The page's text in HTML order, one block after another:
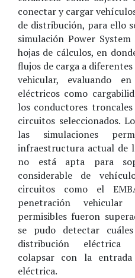
conectar y cargar
de distribución, para ello
simulación Power
hojas de cálculos, en
flujos de carga a
vehicular, evaluando
eléctricos como
los conductores
circuitos seleccionados.
las simulaciones
infraestructura actual de
no está apta para
considerable de
circuitos como el
penetración
permisibles fueron
se pudo detectar
distribución eléctrica
colapsar con la
eléctrica.